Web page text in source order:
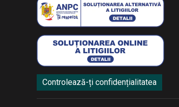
Controlează-ți confidențialitatea